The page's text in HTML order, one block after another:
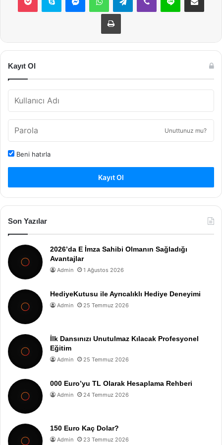
Yazdır
Kayıt Ol
Unuttunuz mu?
Beni hatırla
Kayıt Ol
Son Yazılar
2026’da E İmza Sahibi Olmanın Sağladığı
Avantajlar
Admin 1 Ağustos 2026
HediyeKutusu ile Ayrıcalıklı Hediye Deneyimi
Admin 25 Temmuz 2026
İlk Dansınızı Unutulmaz Kılacak Profesyonel
Eğitim
Admin 25 Temmuz 2026
000 Euro’yu TL Olarak Hesaplama Rehberi
Admin 24 Temmuz 2026
150 Euro Kaç Dolar?
Admin 23 Temmuz 2026